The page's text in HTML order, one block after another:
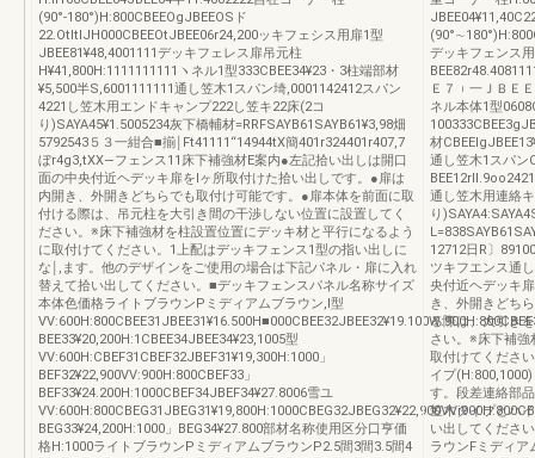
(90°-180°)H:800CBEEOgJBEEOSド
22.OtltlJH000CBEEOtJBEE06r24,200ッキフェシス用扉1型
JBEE81¥48,4001111デッキフェレス扉吊元柱
H¥41,800H:1111111111ヽネル1型333CBEE34¥23・3柱端部材
¥5,500半S,6001111111通し笠木1スパン埼,0001142412スパン
4221し笠木用エンドキャンプ222し笠キ22床(2コ
り)SAYA45¥1.5005234灰下橋輔材=RRFSAYB61SAYB61¥3,98畑
5792543５３一紺合■揃￨Ft41111“14944tX簡401r324401r407,7
ぼr4g3,tXX―フェンス11床下補強材E案内●左記拾い出しは開口
面の中央付近ヘデッキ扉をlヶ所取付けた拾い出しです。●扉は
内開き、外開きどちらでも取付け可能です。●扉本体を前面に取
付ける際は、吊元柱を大引き間の干渉しない位置に設置してく
ださい。※床下補強材を柱設置位置にデッキ材と平行になるよう
に取付けてください。1上配はデッキフェンス1型の指い出しに
な￨,ます。他のデザインをご使用の場合は下記パネル・扉に入れ
替えて拾い出してください。■デッキフェンスパネル名称サイズ
本体色価格ライトブラウンPミディアムブラウン,l型
BEE33¥20,200H:1CBEE34JBEE34¥23,1005型
VV:600H:CBEF31CBEF32JBEF31¥19,300H:1000」
BEF32¥22,900VV:900H:800CBEF33」
BEF33¥24.200H:1000CBEF34JBEF34¥27.8006雪ユ
BEG33¥24,200H:1000」BEG34¥27.800部材名称使用区分口亨価
格H:1000ライトブラウンPミディアムブラウンP2.5間3間3.5間4
デッキフェンス
Ｅ７︲一ＪＢＥ
ネル本体1型
材
通し笠木1スパン
通し笠木用連絡
り
12712日R〕
ツキフエンス通
央付近ヘデッキ
き、外開きどち
る際は、大引き
さい。※床下補強
取付けてくださ
イプ
す。段差連絡部
笠木タイプとハ
い出してくださ
ラウンFミディア